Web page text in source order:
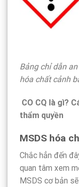
Bảng chỉ dẫn
hóa chất cảnh
CO CQ là gì?
thẩm quyền
MSDS hóa
Chắc hẳn đến
quan tâm xem
MSDS cơ bản